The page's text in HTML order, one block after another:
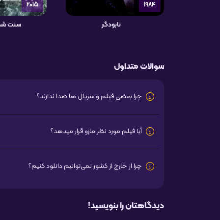
1984
نابودگر
2015
سنت شکن 2
سوالات متداول
چرا بعضی فیلم و سریال ها صدا ندارند؟
آیا فیلم مورد نظر مارو قرار میدهد؟
چرا از خارج از کشور نمی‌توانیم دانلود کنیم؟
دیدگاهتان را بنویسید!